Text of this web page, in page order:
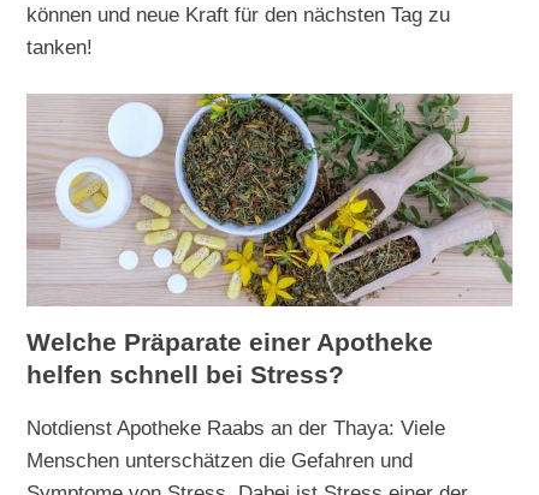
können und neue Kraft für den nächsten Tag zu
tanken!
Welche Präparate einer Apotheke
helfen schnell bei Stress?
Notdienst Apotheke Raabs an der Thaya: Viele
Menschen unterschätzen die Gefahren und